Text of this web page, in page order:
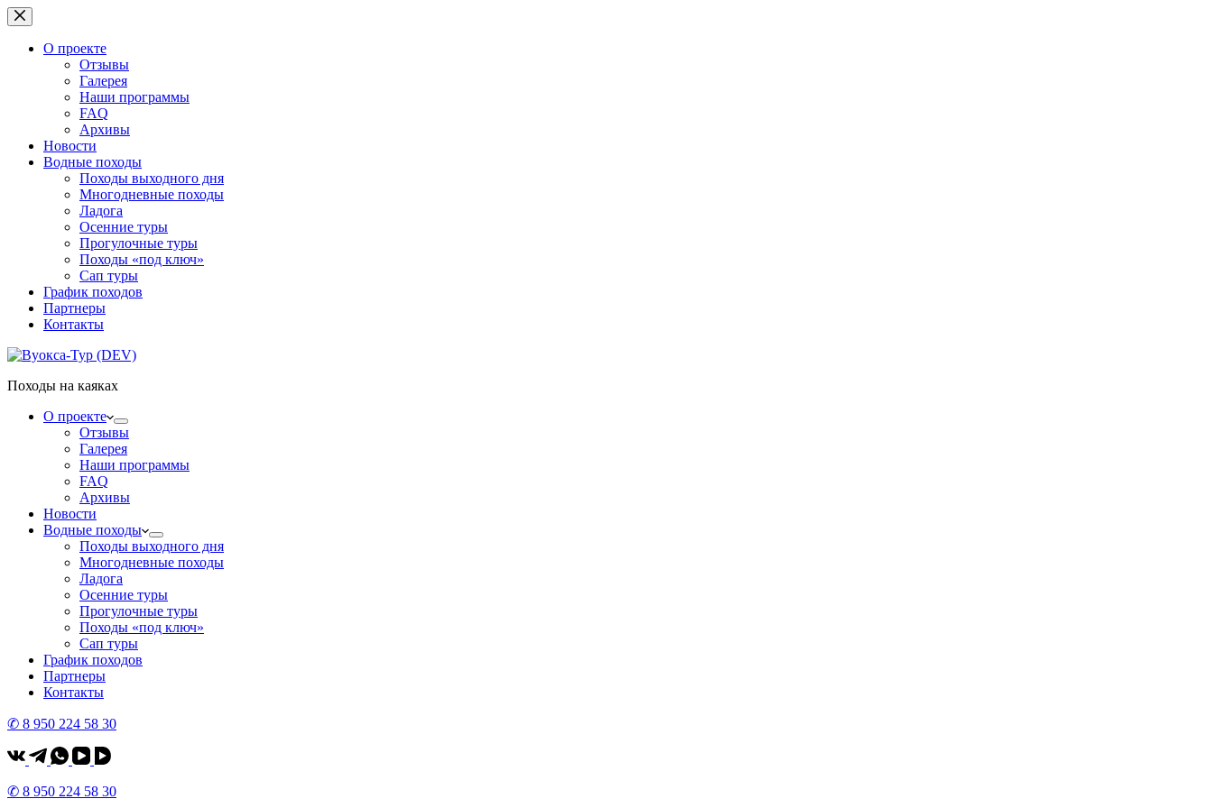
Перейти
к
сути
О проекте
Отзывы
Галерея
Наши программы
FAQ
Архивы
Новости
Водные походы
Походы выходного дня
Многодневные походы
Ладога
Осенние туры
Прогулочные туры
Походы «под ключ»
Сап туры
График походов
Партнеры
Контакты
Походы на каяках
О проекте
Отзывы
Галерея
Наши программы
FAQ
Архивы
Новости
Водные походы
Походы выходного дня
Многодневные походы
Ладога
Осенние туры
Прогулочные туры
Походы «под ключ»
Сап туры
График походов
Партнеры
Контакты
✆ 8 950 224 58 30
✆ 8 950 224 58 30